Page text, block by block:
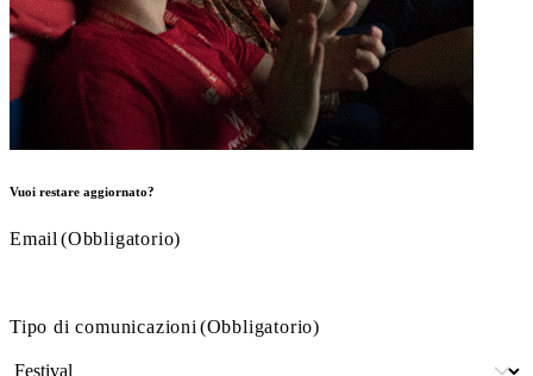
Vuoi restare aggiornato?
Email (Obbligatorio)
Tipo di comunicazioni (Obbligatorio)